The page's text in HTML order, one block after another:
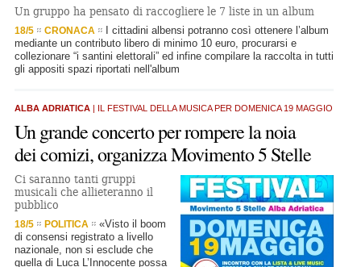
Un gruppo ha pensato di raccogliere le 7 liste in un album
18/5 CRONACA
I cittadini albensi potranno così ottenere l’album
mediante un contributo libero di minimo 10 euro, procurarsi e
collezionare “i santini elettorali” ed infine compilare la raccolta in tutti
gli appositi spazi riportati nell'album
ALBA ADRIATICA | IL FESTIVAL DELLA MUSICA PER DOMENICA 19 MAGGIO
Un grande concerto per rompere la noia
dei comizi, organizza Movimento 5 Stelle
Ci saranno tanti gruppi
musicali che allieteranno il
pubblico
18/5 POLITICA
«Visto il boom
di consensi registrato a livello
nazionale, non si esclude che
quella di Luca L’Innocente possa